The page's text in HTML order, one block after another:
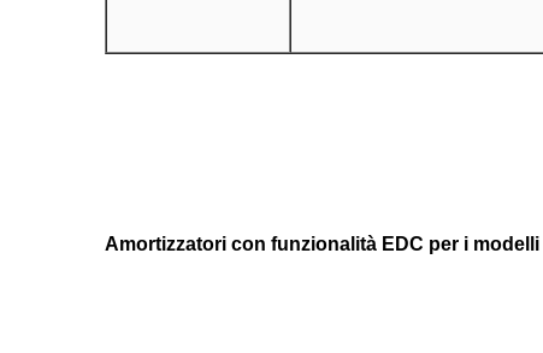
Amortizzatori con funzionalità EDC per i modelli